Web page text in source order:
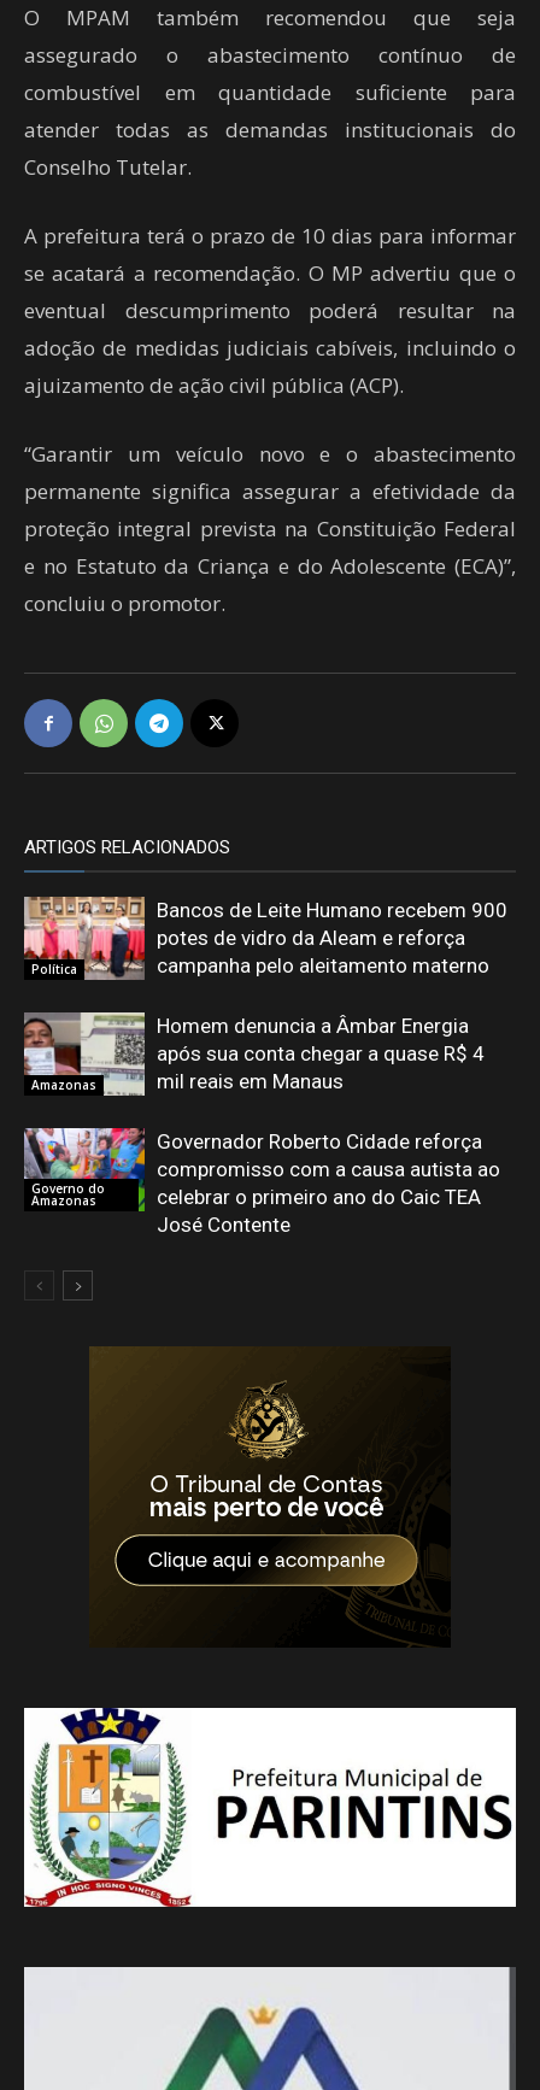
O MPAM também recomendou que seja
assegurado o abastecimento contínuo de
combustível em quantidade suficiente para
atender todas as demandas institucionais do
Conselho Tutelar.
A prefeitura terá o prazo de 10 dias para informar
se acatará a recomendação. O MP advertiu que o
eventual descumprimento poderá resultar na
adoção de medidas judiciais cabíveis, incluindo o
ajuizamento de ação civil pública (ACP).
“Garantir um veículo novo e o abastecimento
permanente significa assegurar a efetividade da
proteção integral prevista na Constituição Federal
e no Estatuto da Criança e do Adolescente (ECA)”,
concluiu o promotor.
ARTIGOS RELACIONADOS
Política
Bancos de Leite Humano recebem 900
potes de vidro da Aleam e reforça
campanha pelo aleitamento materno
Amazonas
Homem denuncia a Âmbar Energia
após sua conta chegar a quase R$ 4
mil reais em Manaus
Governo do
Amazonas
Governador Roberto Cidade reforça
compromisso com a causa autista ao
celebrar o primeiro ano do Caic TEA
José Contente